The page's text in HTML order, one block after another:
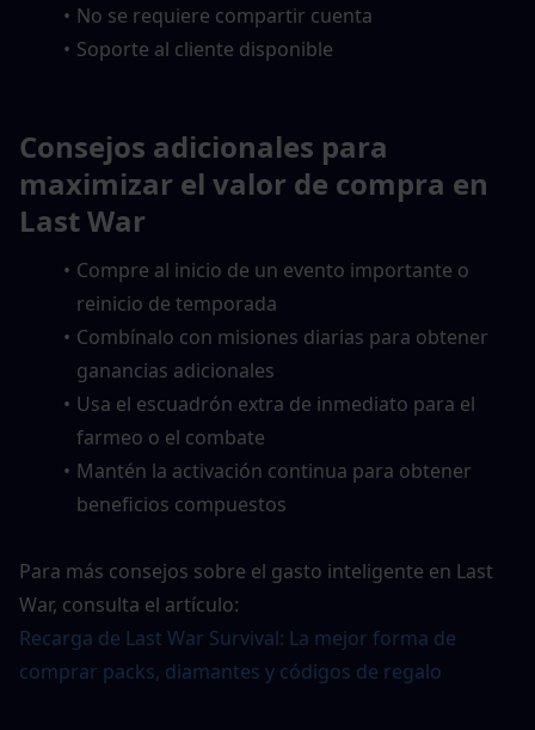
No se requiere compartir cuenta
Soporte al cliente disponible
Consejos adicionales para
maximizar el valor de compra en
Last War
Compre al inicio de un evento importante o
reinicio de temporada
Combínalo con misiones diarias para obtener
ganancias adicionales
Usa el escuadrón extra de inmediato para el
farmeo o el combate
Mantén la activación continua para obtener
beneficios compuestos
Para más consejos sobre el gasto inteligente en Last
War, consulta el artículo:
Recarga de Last War Survival: La mejor forma de
comprar packs, diamantes y códigos de regalo